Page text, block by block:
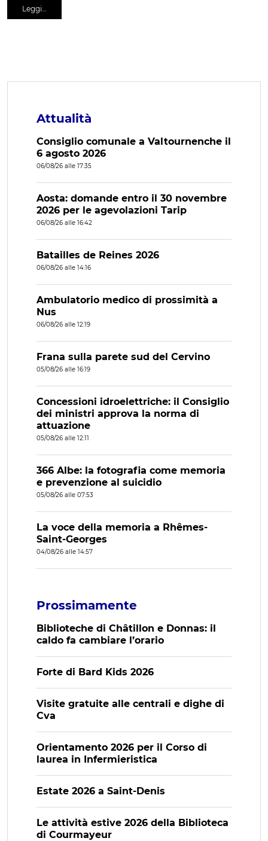
Leggi…
Attualità
Consiglio comunale a Valtournenche il
6 agosto 2026
06/08/26 alle 17:35
Aosta: domande entro il 30 novembre
2026 per le agevolazioni Tarip
06/08/26 alle 16:42
Batailles de Reines 2026
06/08/26 alle 14:16
Ambulatorio medico di prossimità a
Nus
06/08/26 alle 12:19
Frana sulla parete sud del Cervino
05/08/26 alle 16:19
Concessioni idroelettriche: il Consiglio
dei ministri approva la norma di
attuazione
05/08/26 alle 12:11
366 Albe: la fotografia come memoria
e prevenzione al suicidio
05/08/26 alle 07:53
La voce della memoria a Rhêmes-
Saint-Georges
04/08/26 alle 14:57
Prossimamente
Biblioteche di Châtillon e Donnas: il
caldo fa cambiare l’orario
Forte di Bard Kids 2026
Visite gratuite alle centrali e dighe di
Cva
Orientamento 2026 per il Corso di
laurea in Infermieristica
Estate 2026 a Saint-Denis
Le attività estive 2026 della Biblioteca
di Courmayeur